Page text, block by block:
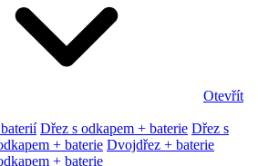
Otevřít
Dřez s odkapem + baterie Dřez s
+ baterie Dvojdřez + baterie
+ baterie